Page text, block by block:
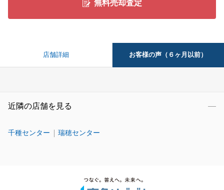
無料売却査定
店舗詳細 お客様の声（６ヶ月以前）
近隣の店舗を見る
千種センター 瑞穂センター